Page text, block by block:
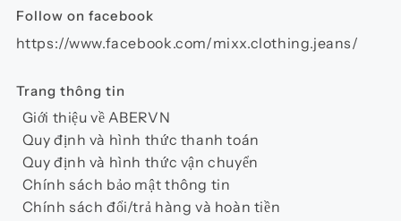
Follow on facebook
https://www.facebook.com/mixx.clothing.jeans/
Trang thông tin
Giới thiệu về ABERVN
Quy định và hình thức thanh toán
Quy định và hình thức vận chuyển
Chính sách bảo mật thông tin
Chính sách đổi/trả hàng và hoàn tiền